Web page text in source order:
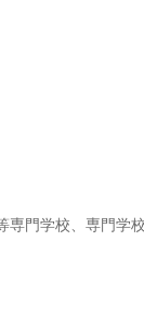
専門学校、専門学校